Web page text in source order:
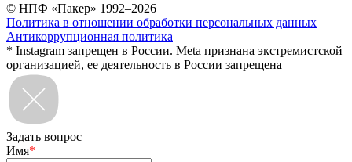
© НПФ «Пакер» 1992–2026
Политика в отношении обработки персональных данных
Антикоррупционная политика
* Instagram запрещен в России. Meta признана экстремистской
организацией, ее деятельность в России запрещена
Задать вопрос
Имя*